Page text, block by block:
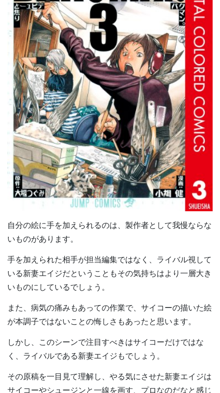
自分の絵に手を加えられるのは、製作者として我慢ならな
いものがあります。
手を加えられた相手が担当編集ではなく、ライバル視して
いる新妻エイジだということもその気持ちはより一層大き
いものにしているでしょう。
また、病気の痛みもあっての作業で、サイコーの描いた絵
が本調子ではないことの悔しさもあったと思います。
しかし、このシーンで注目すべきはサイコーだけではな
く、ライバルである新妻エイジもでしょう。
その原稿を一目見て理解し、やる気にさせた新妻エイジは
サイコーやシュージンと一線を画す、プロなのだなと感じ